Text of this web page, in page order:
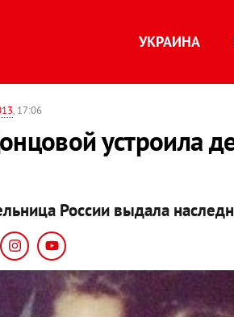
УКРАИНА
, 17:06
устроила
России выдала